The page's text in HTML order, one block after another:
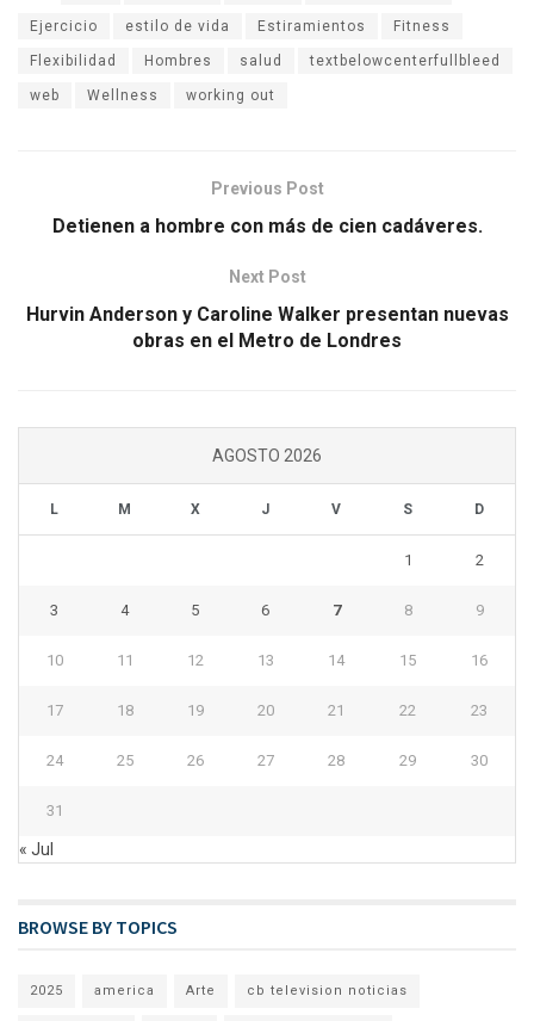
Ejercicio estilo de vida Estiramientos Fitness
Flexibilidad Hombres salud textbelowcenterfullbleed
web Wellness working out
Previous Post
Detienen a hombre con más de cien cadáveres.
Next Post
Hurvin Anderson y Caroline Walker presentan nuevas
obras en el Metro de Londres
AGOSTO 2026
L M X J V S D
1 2
3 4 5 6 7 8 9
10 11 12 13 14 15 16
17 18 19 20 21 22 23
24 25 26 27 28 29 30
31
« Jul
BROWSE BY TOPICS
2025 america Arte cb television noticias